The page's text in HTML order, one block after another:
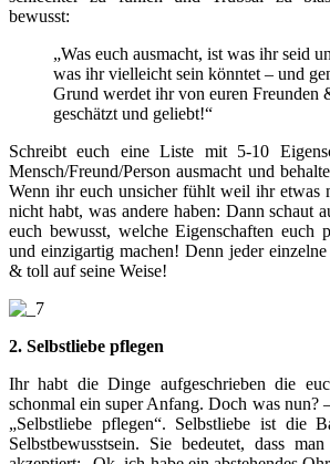
bewusst:
„Was euch ausmacht, ist was ihr seid
was ihr vielleicht sein könntet – und
Grund werdet ihr von euren Freunden
geschätzt und geliebt!“
Schreibt euch eine Liste mit 5-10
Mensch/Freund/Person ausmacht und
Wenn ihr euch unsicher fühlt weil ihr etwas
nicht habt, was andere haben: Dann schaut
euch bewusst, welche Eigenschaften euch
und einzigartig machen! Denn jeder
& toll auf seine Weise!
2. Selbstliebe pflegen
Ihr habt die Dinge aufgeschrieben die
schonmal ein super Anfang. Doch was nun?
„Selbstliebe pflegen“. Selbstliebe ist die
Selbstbewusstsein. Sie bedeutet, dass